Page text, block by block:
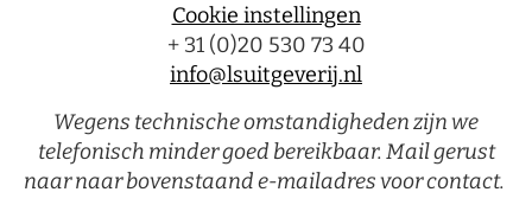
Cookie instellingen
+ 31 (0)20 530 73 40
info@lsuitgeverij.nl
Wegens technische omstandigheden zijn we
telefonisch minder goed bereikbaar. Mail gerust
naar naar bovenstaand e-mailadres voor contact.